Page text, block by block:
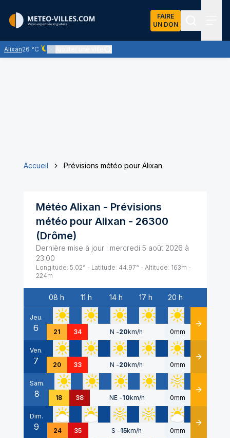
FAIRE
UN DON
Alixan26 °C
Ciel dégagé - quasiment pas de nuages
Accueil Prévisions météo pour Alixan
Météo Alixan - Prévisions
météo pour Alixan - 26300
(Drôme)
Dernière mise à jour : mercredi 5 août 2026 à
23:00
Longitude: 5.02° - Latitude: 44.97° - Altitude: 163m -
224m
Date
08 h 11 h 14 h 17 h 20 h
Jeu.
6 21 34 N -20km/h 0mm Détails
Ven.
7 20 33 N -20km/h 0mm Détails
Sam.
8 18 38 NE -10km/h 0mm Détails
Dim.
9 24 35 S -15km/h 0mm Détails